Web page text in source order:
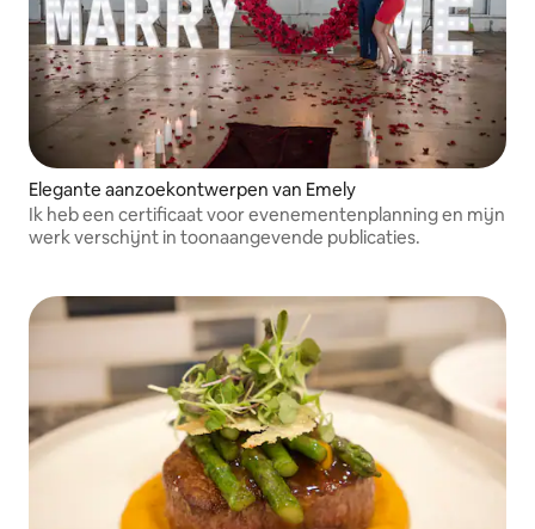
Elegante aanzoekontwerpen van Emely
Ik heb een certificaat voor evenementenplanning en mijn
werk verschijnt in toonaangevende publicaties.